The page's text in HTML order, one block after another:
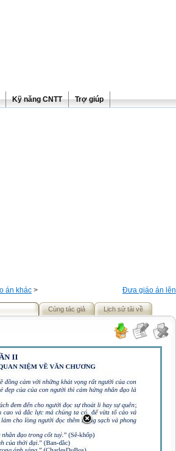
Kỹ năng CNTT Trợ giúp
Đưa giáo án lên
án khác >
Cùng tác giả Lịch sử tải về